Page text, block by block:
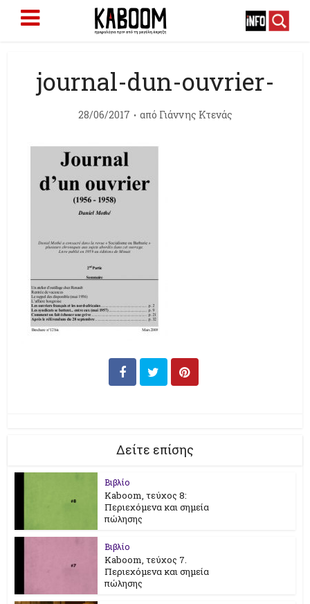
journal-dun-ouvrier-
28/06/2017 από Γιάννης Κτενάς
Δείτε επίσης
Βιβλίο
Kaboom, τεύχος 8:
Περιεχόμενα και σημεία
πώλησης
Βιβλίο
Kaboom, τεύχος 7.
Περιεχόμενα και σημεία
πώλησης